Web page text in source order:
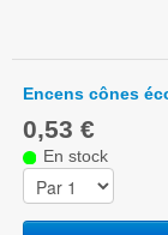
Encens cônes
0,53 €
En stock